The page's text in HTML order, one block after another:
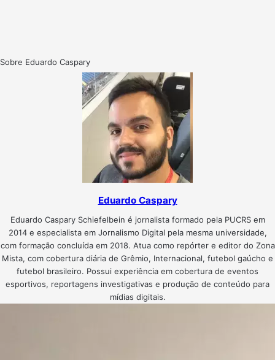
Sobre Eduardo Caspary
Eduardo Caspary
Eduardo Caspary Schiefelbein é jornalista formado pela PUCRS em
2014 e especialista em Jornalismo Digital pela mesma universidade,
com formação concluída em 2018. Atua como repórter e editor do Zona
Mista, com cobertura diária de Grêmio, Internacional, futebol gaúcho e
futebol brasileiro. Possui experiência em cobertura de eventos
esportivos, reportagens investigativas e produção de conteúdo para
mídias digitais.